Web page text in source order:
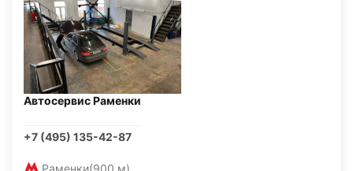
Автосервис Раменки
+7 (495) 135-42-87
Раменки(900 м)